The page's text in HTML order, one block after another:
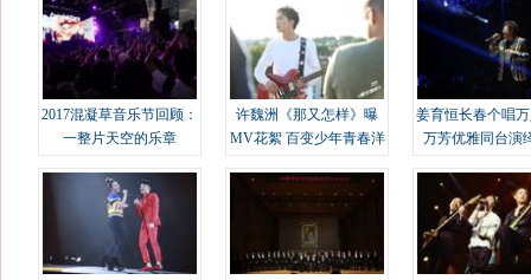
2017混凝草音乐节回顾：
一整片天空的乐章
许魏洲《那又怎样》曝
MV花絮 百变少年青春洋
姜育恒长春个唱
万芳优雅同台演